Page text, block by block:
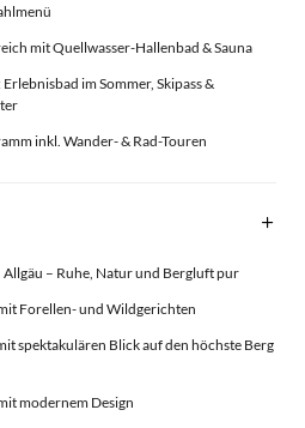
mit Quellwasser-Hallenbad & Sauna
im Sommer, Skipass &
inkl. Wander- & Rad-Touren
Allgäu – Ruhe, Natur und Bergluft pur
Forellen- und Wildgerichten
spektakulären Blick auf den höchste Berg
modernem Design